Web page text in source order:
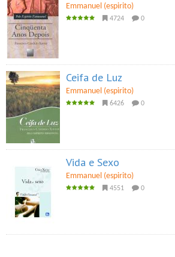
Emmanuel (espirito)
4724 0
Ceifa de Luz
Emmanuel (espirito)
6426 0
Vida e Sexo
Emmanuel (espirito)
4551 0